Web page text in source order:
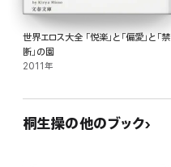
世界エロス大全 「悦楽」と「偏愛」と「禁
断」の園
2011年
桐生操の他のブック